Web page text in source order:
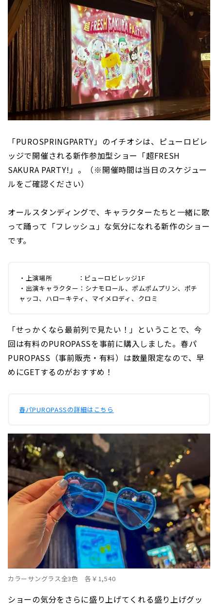
「PUROSPRINGPARTY」のイチオシは、ピューロビレ
ッジで開催される新作参加型ショー「超FRESH
SAKURA PARTY!」。（※開催時間は当日のスケジュー
ルをご確認ください）
オールスタンディングで、キャラクターたちと一緒に歌
って踊って「フレッシュ」な気分になれる新作のショー
です。
・上演場所 ：ピューロビレッジ1F
・出演キャラクター：シナモロール、ポムポムプリン、ポチ
ャッコ、ハローキティ、マイメロディ、クロミ
「せっかくなら最前列で見たい！」ということで、今
回は有料のPUROPASSを事前に購入しました。春パ
PUROPASS（事前販売・有料）は数量限定なので、早
めにGETするのがおすすめ！
春パPUROPASSの詳細はこちら
カラーサングラス全3色 各￥1,540
ショーの気分をさらに盛り上げてくれる盛り上げグッ